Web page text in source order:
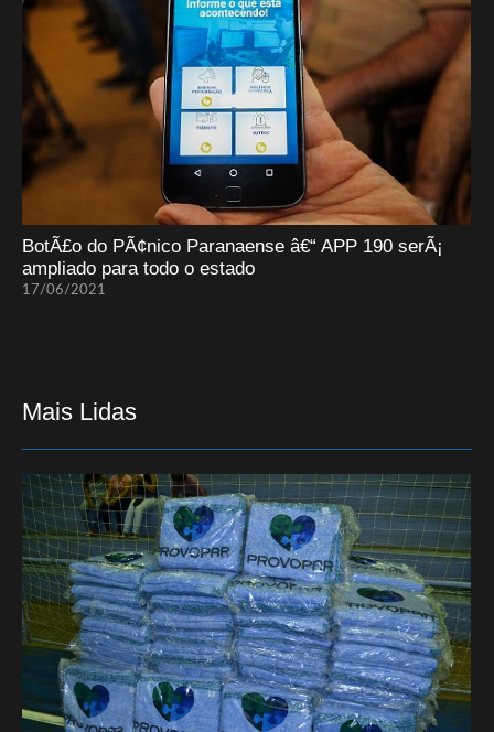
BotÃ£o do PÃ¢nico Paranaense â€“ APP 190 serÃ¡
ampliado para todo o estado
17/06/2021
Mais Lidas